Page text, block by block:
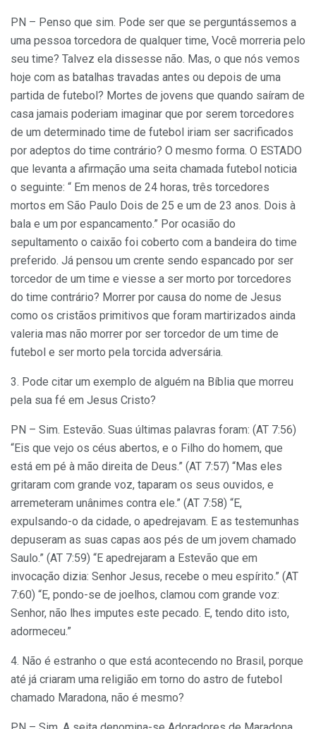
PN – Penso que sim. Pode ser que se perguntássemos a
uma pessoa torcedora de qualquer time, Você morreria pelo
seu time? Talvez ela dissesse não. Mas, o que nós vemos
hoje com as batalhas travadas antes ou depois de uma
partida de futebol? Mortes de jovens que quando saíram de
casa jamais poderiam imaginar que por serem torcedores
de um determinado time de futebol iriam ser sacrificados
por adeptos do time contrário? O mesmo forma. O ESTADO
que levanta a afirmação uma seita chamada futebol noticia
o seguinte: “ Em menos de 24 horas, três torcedores
mortos em São Paulo Dois de 25 e um de 23 anos. Dois à
bala e um por espancamento.” Por ocasião do
sepultamento o caixão foi coberto com a bandeira do time
preferido. Já pensou um crente sendo espancado por ser
torcedor de um time e viesse a ser morto por torcedores
do time contrário? Morrer por causa do nome de Jesus
como os cristãos primitivos que foram martirizados ainda
valeria mas não morrer por ser torcedor de um time de
futebol e ser morto pela torcida adversária.
3. Pode citar um exemplo de alguém na Bíblia que morreu
pela sua fé em Jesus Cristo?
PN – Sim. Estevão. Suas últimas palavras foram: (AT 7:56)
“Eis que vejo os céus abertos, e o Filho do homem, que
está em pé à mão direita de Deus.” (AT 7:57) “Mas eles
gritaram com grande voz, taparam os seus ouvidos, e
arremeteram unânimes contra ele.” (AT 7:58) “E,
expulsando-o da cidade, o apedrejavam. E as testemunhas
depuseram as suas capas aos pés de um jovem chamado
Saulo.” (AT 7:59) “E apedrejaram a Estevão que em
invocação dizia: Senhor Jesus, recebe o meu espírito.” (AT
7:60) “E, pondo-se de joelhos, clamou com grande voz:
Senhor, não lhes imputes este pecado. E, tendo dito isto,
adormeceu.”
4. Não é estranho o que está acontecendo no Brasil, porque
até já criaram uma religião em torno do astro de futebol
chamado Maradona, não é mesmo?